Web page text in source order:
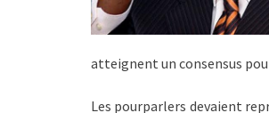
atteignent un consensus
Les pourparlers devaient